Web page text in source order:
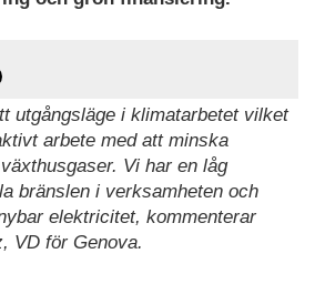
utgångsläge i klimatarbetet vilket
arbete med att minska
Vi har en låg
bränslen i verksamheten och
elektricitet, kommenterar
VD för Genova.